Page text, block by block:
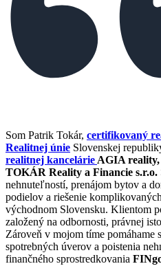
Som Patrik Tokár, certifikovaný
Realitnej únie Slovenskej
realitnej kancelárieAGIA reality,
TOKÁR Reality a Financie s.r.o.
nehnuteľností, prenájom bytov a
podielov a riešenie
východnom Slovensku. Klientom
založený na odbornosti, právnej
Zároveň v mojom tíme pomáhame
spotrebných úverov a poistenia
finančného sprostredkovania